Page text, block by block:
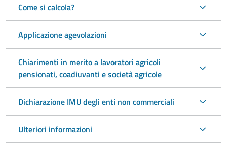
Come si calcola?
Applicazione agevolazioni
Chiarimenti in merito a lavoratori agricoli
pensionati, coadiuvanti e società agricole
Dichiarazione IMU degli enti non commerciali
Ulteriori informazioni